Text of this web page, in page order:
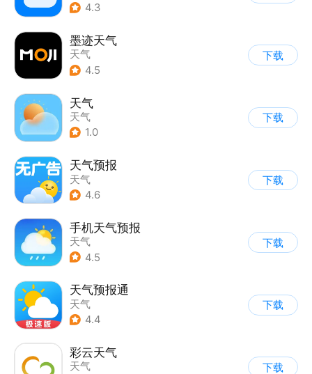
4.3
墨迹天气
天气
4.5
下载
天气
天气
1.0
下载
天气预报
天气
4.6
下载
手机天气预报
天气
4.5
下载
天气预报通
天气
4.4
下载
彩云天气
天气
下载